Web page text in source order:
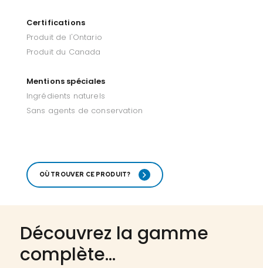
Certifications
Produit de l'Ontario
Produit du Canada
Mentions spéciales
Ingrédients naturels
Sans agents de conservation
OÙ TROUVER CE PRODUIT?
Découvrez la gamme
complète...